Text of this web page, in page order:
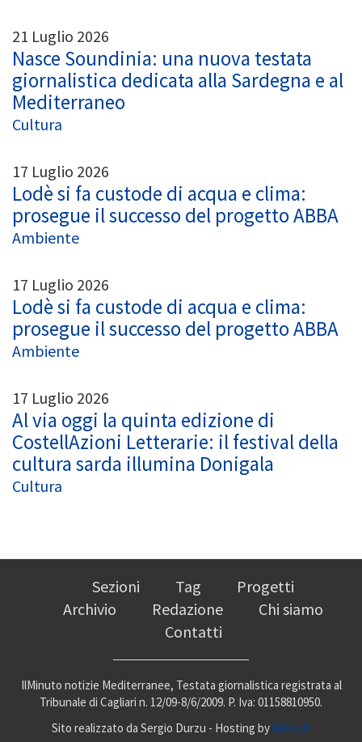
21 Luglio 2026
Nasce Soundinia: una nuova testata
giornalistica dedicata alla Sardegna e al
Mediterraneo
Cultura
17 Luglio 2026
Lodè si fa custode di acqua e clima:
prosegue il successo del progetto ABBA
Ambiente
17 Luglio 2026
Lodè si fa custode di acqua e clima:
prosegue il successo del progetto ABBA
Ambiente
17 Luglio 2026
Al via oggi la quinta edizione di
CostellAzioni Letterarie: il festival della
cultura sarda illumina Donigala
Cultura
Sezioni Tag
Progetti
Archivio
Redazione
Chi siamo
Contatti
IlMinuto notizie Mediterranee, Testata giornalistica registrata al
Tribunale di Cagliari n. 12/09-8/6/2009. P. Iva: 01158810950.
Sito realizzato da Sergio Durzu - Hosting by Kimsufi